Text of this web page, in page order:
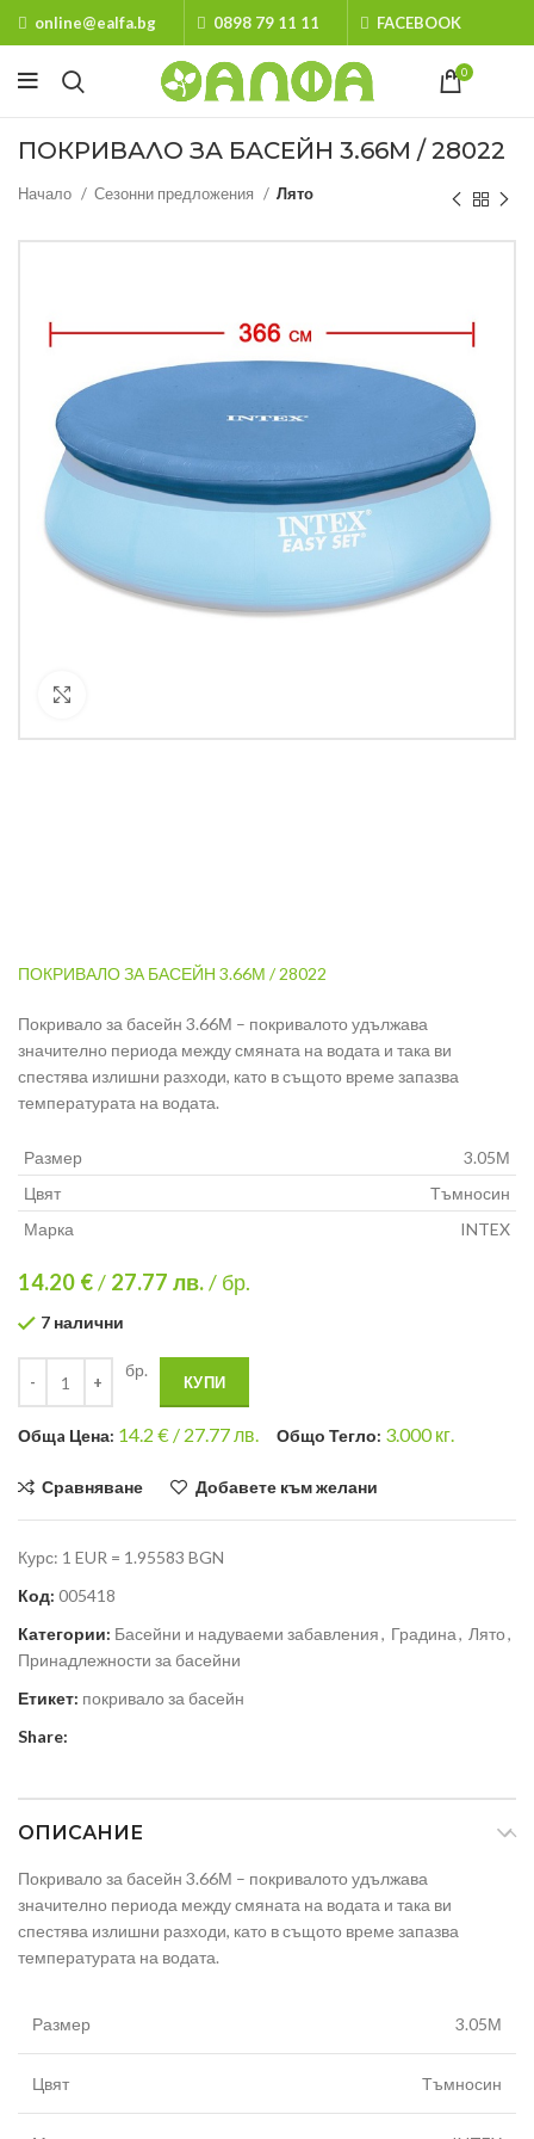
online@ealfa.bg 0898 79 11 11 FACEBOOK
0
ПОКРИВАЛО ЗА БАСЕЙН 3.66М / 28022
Начало Сезонни предложения Лято
ПОКРИВАЛО ЗА БАСЕЙН 3.66М / 28022
Покривало за басейн 3.66М – покривалото удължава
значително периода между смяната на водата и така ви
спестява излишни разходи, като в същото време запазва
температурата на водата.
Размер
3.05М
Цвят
Тъмносин
Марка
INTEX
14.20 €/ 27.77 лв./ бр.
7 налични
бр.
КУПИ
Общa Цена: 14.2 € / 27.77 лв. Общо Тегло: 3.000кг.
Сравняване Добавете към желани
Курс: 1 EUR = 1.95583 BGN
Код: 005418
Категории: Басейни и надуваеми забавления, Градина, Лято,
Принадлежности за басейни
Етикет: покривало за басейн
Share:
ОПИСАНИЕ
Покривало за басейн 3.66М – покривалото удължава
значително периода между смяната на водата и така ви
спестява излишни разходи, като в същото време запазва
температурата на водата.
Размер 3.05М
Цвят Тъмносин